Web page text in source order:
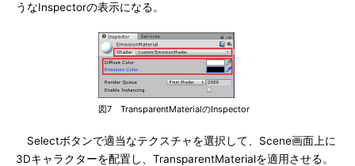
うなInspectorの表示になる。
図7 TransparentMaterialのInspector
Selectボタンで適当なテクスチャを選択して、Scene画面上に
3Dキャラクターを配置し、TransparentMaterialを適用させる。